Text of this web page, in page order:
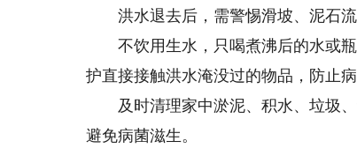
洪水退去后，需警惕滑坡、泥石流
不饮用生水，只喝煮沸后的水或瓶
护直接接触洪水淹没过的物品，防止病
及时清理家中淤泥、积水、垃圾、
避免病菌滋生。